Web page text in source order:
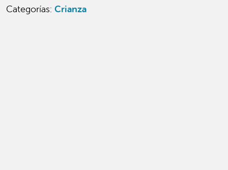
Categorías: Crianza